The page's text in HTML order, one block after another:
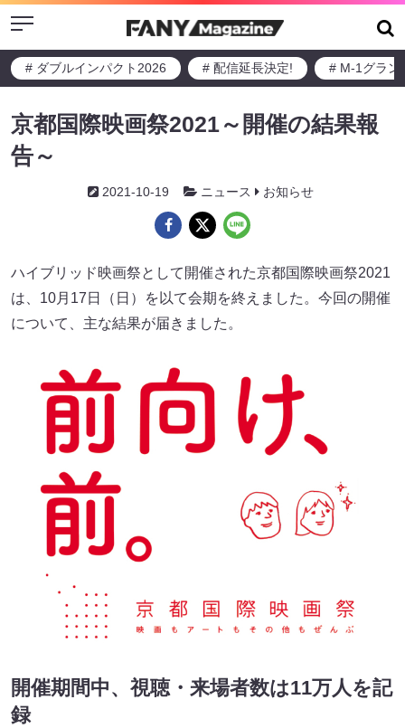
Menu
# ダブルインパクト2026 # 配信延長決定! # M-1グラン
京都国際映画祭2021～開催の結果報
告～
2021-10-19 ニュース お知らせ
ハイブリッド映画祭として開催された京都国際映画祭2021
は、10月17日（日）を以て会期を終えました。今回の開催
について、主な結果が届きました。
開催期間中、視聴・来場者数は11万人を記
録